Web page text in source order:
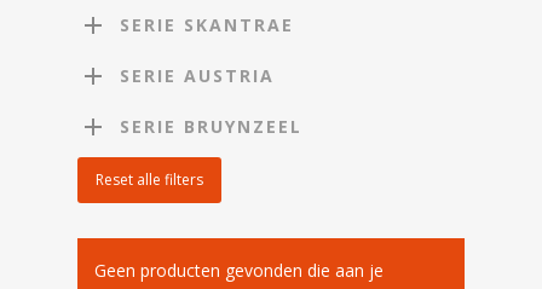
SERIE SKANTRAE
SERIE AUSTRIA
SERIE BRUYNZEEL
Reset alle filters
Geen producten gevonden die aan je